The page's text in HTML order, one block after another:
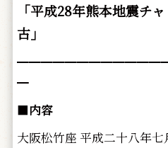
「平成28年熊本地震チ
古」
━
■内容
大阪松竹座 平成二十八年七